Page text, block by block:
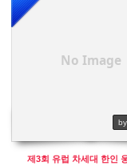
No Image
제3회 유럽 차세대 한인